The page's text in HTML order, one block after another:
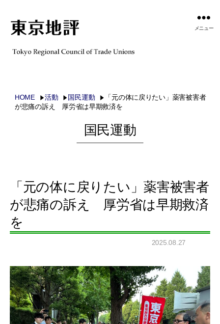
メニュー
HOME 活動 国民運動
「元の体に戻りたい」薬害被害者
が悲痛の訴え 厚労省は早期救済を
国民運動
「元の体に戻りたい」薬害被害者
が悲痛の訴え 厚労省は早期救済
を
2025.08.27